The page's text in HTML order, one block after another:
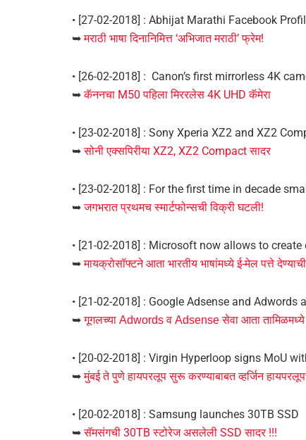
• [27-02-2018] : Abhijat Marathi Facebook
➥मराठी भाषा दिनानिमित्त ‘अभिजात मराठी’ फ्रेम!
• [26-02-2018] : Canon’s first mirrorless 4K
➥कॅननचा M50 पहिला मिररलेस 4K UHD कॅमेरा
• [23-02-2018] : Sony Xperia XZ2 and XZ2
➥सोनी एक्सपिरीया XZ2, XZ2 Compact सादर
• [23-02-2018] : For the first time in decade
➥जगभरात प्रथमच स्मार्टफोन्सची विक्री घटली!
• [21-02-2018] : Microsoft now allows to
➥मायक्रोसॉफ्टने आता भारतीय भाषांमध्ये ई-मेल पत्ते
• [21-02-2018] : Google Adsense and Adwords
➥गूगलच्या Adwords व Adsense सेवा आता
• [20-02-2018] : Virgin Hyperloop signs MoU
➥मुंबई ते पुणे हायपरलूप सुरू करण्याबाबत व्हर्जिन
• [20-02-2018] : Samsung launches 30TB SSD
➥सॅमसंगची 30TB स्टोरेज असलेली SSD सादर !!!